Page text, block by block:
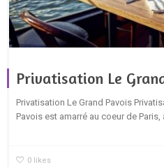
Privatisation Le
Privatisation Le Grand Pavois
Pavois est amarré au coeur de Paris,
0 likes